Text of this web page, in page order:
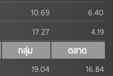
10.69
6.40
17.27
4.19
กลุ่ม
ตลาด
19.04
16.84